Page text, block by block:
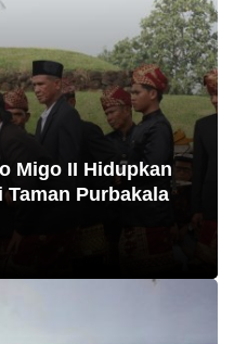
Migo II Hidupkan
Purbakala